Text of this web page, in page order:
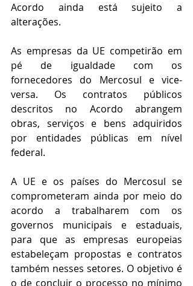
Acordo ainda está sujeito a
alterações.
As empresas da UE competirão em
pé de igualdade com os
fornecedores do Mercosul e vice-
versa. Os contratos públicos
descritos no Acordo abrangem
obras, serviços e bens adquiridos
por entidades públicas em nível
federal.
A UE e os países do Mercosul se
comprometeram ainda por meio do
acordo a trabalharem com os
governos municipais e estaduais,
para que as empresas europeias
estabeleçam propostas e contratos
também nesses setores. O objetivo é
o de concluir o processo no mínimo